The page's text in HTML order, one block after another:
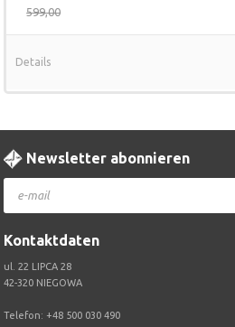
599,00
Details
Newsletter abonnieren
Kontaktdaten
ul. 22 LIPCA 28
42-320 NIEGOWA
Telefon: +48 500 030 490